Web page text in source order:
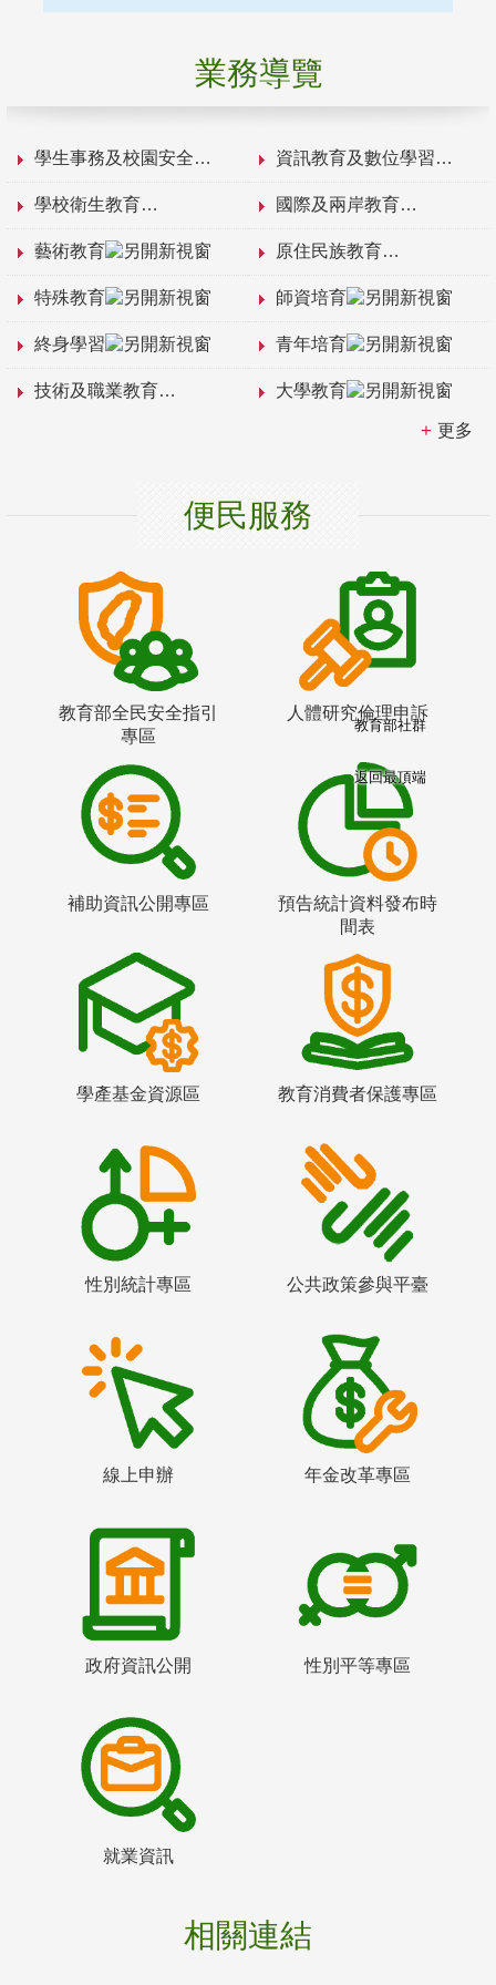
業務導覽
學生事務及校園安全 資訊教育及數位學習
學校衛生教育 國際及兩岸教育
藝術教育 原住民族教育
特殊教育 師資培育
終身學習 青年培育
技術及職業教育 大學教育
更多
便民服務
教育部全民安全指引
專區
人體研究倫理申訴
補助資訊公開專區
預告統計資料發布時
間表
學產基金資源區 教育消費者保護專區
性別統計專區 公共政策參與平臺
線上申辦 年金改革專區
政府資訊公開 性別平等專區
就業資訊
相關連結
教育部社群
返回最頂端